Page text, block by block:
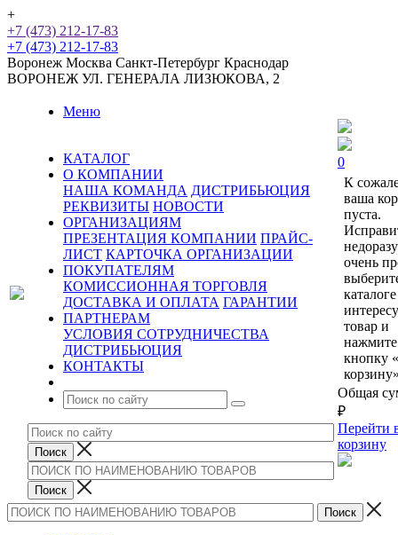
+
+7 (473) 212-17-83
+7 (473) 212-17-83
Воронеж Москва Санкт-Петербург Краснодар
ВОРОНЕЖ УЛ. ГЕНЕРАЛА ЛИЗЮКОВА, 2
Меню
КАТАЛОГ
О КОМПАНИИ
НАША КОМАНДА ДИСТРИБЬЮЦИЯ
РЕКВИЗИТЫ НОВОСТИ
ОРГАНИЗАЦИЯМ
ПРЕЗЕНТАЦИЯ КОМПАНИИ ПРАЙС-
ЛИСТ КАРТОЧКА ОРГАНИЗАЦИИ
ПОКУПАТЕЛЯМ
КОМИССИОННАЯ ТОРГОВЛЯ
ДОСТАВКА И ОПЛАТА ГАРАНТИИ
ПАРТНЕРАМ
УСЛОВИЯ СОТРУДНИЧЕСТВА
ДИСТРИБЬЮЦИЯ
КОНТАКТЫ
0
К
ваша
пуста.
очень
каталоге
товар и
нажмите
кнопку
Общая
₽
Перейти
корзину